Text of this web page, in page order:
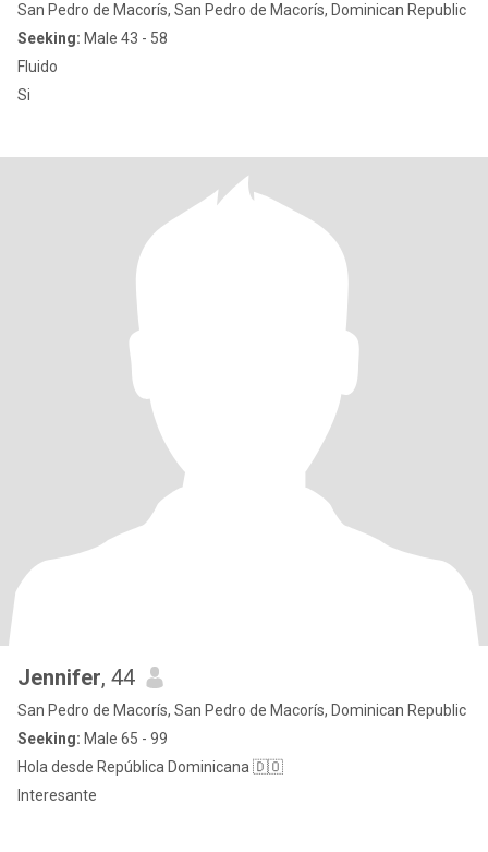
San Pedro de Macorís, San Pedro de Macorís, Dominican Republic
Seeking: Male 43 - 58
Fluido
Si
Jennifer, 44
San Pedro de Macorís, San Pedro de Macorís, Dominican Republic
Seeking: Male 65 - 99
Hola desde República Dominicana 🇩🇴
Interesante